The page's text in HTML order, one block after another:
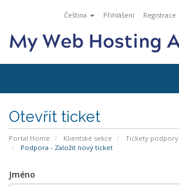
Čeština Přihlášení Registrace
Otevřít ticket
Portal Home Klientské sekce
Tickety podpory
Podpora - Založit nový ticket
Jméno